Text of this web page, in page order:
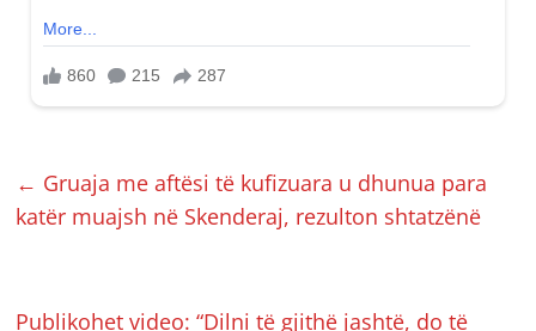
← Gruaja me aftësi të kufizuara u dhunua para
katër muajsh në Skenderaj, rezulton shtatzënë
Publikohet video: “Dilni të gjithë jashtë, do të